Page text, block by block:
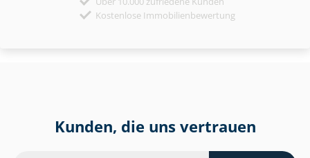
Kostenlose Immobilienbewertung
Kunden, die uns vertrauen